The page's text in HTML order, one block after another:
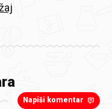
Napiši komentar